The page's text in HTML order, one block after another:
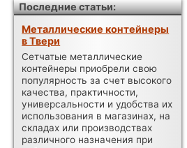
Последние статьи:
Металлические контейнеры
в Твери
Сетчатые металлические
контейнеры приобрели свою
популярность за счет высокого
качества, практичности,
универсальности и удобства их
использования в магазинах, на
складах или производствах
различного назначения при